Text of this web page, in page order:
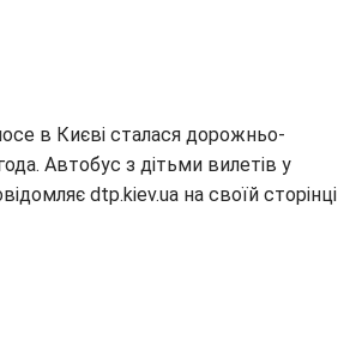
в Києві сталася дорожньо-
Автобус з дітьми вилетів у
dtp.kiev.ua на своїй сторінці